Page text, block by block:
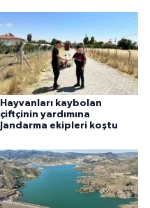
Hayvanları kaybolan
çiftçinin yardımına
Jandarma ekipleri koştu